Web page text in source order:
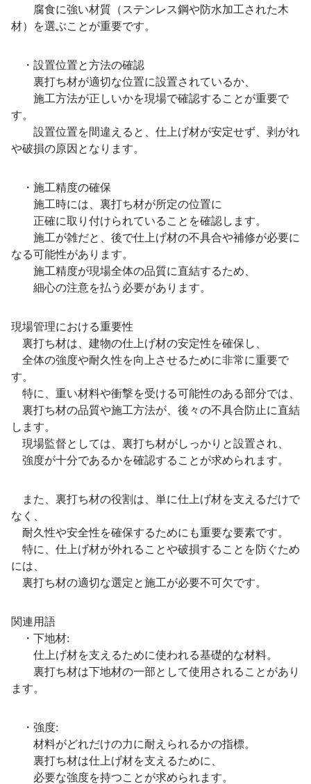
腐食に強い材質（ステンレス鋼や防水加工された木
材）を選ぶことが重要です。
・設置位置と方法の確認
裏打ち材が適切な位置に設置されているか、
施工方法が正しいかを現場で確認することが重要で
す。
設置位置を間違えると、仕上げ材が安定せず、剥がれ
や破損の原因となります。
・施工精度の確保
施工時には、裏打ち材が所定の位置に
正確に取り付けられていることを確認します。
施工が雑だと、後で仕上げ材の不具合や補修が必要に
なる可能性があります。
施工精度が現場全体の品質に直結するため、
細心の注意を払う必要があります。
現場管理における重要性
裏打ち材は、建物の仕上げ材の安定性を確保し、
全体の強度や耐久性を向上させるために非常に重要で
す。
特に、重い材料や衝撃を受ける可能性のある部分では、
裏打ち材の品質や施工方法が、後々の不具合防止に直結
します。
現場監督としては、裏打ち材がしっかりと設置され、
強度が十分であるかを確認することが求められます。
また、裏打ち材の役割は、単に仕上げ材を支えるだけで
なく、
耐久性や安全性を確保するためにも重要な要素です。
特に、仕上げ材が外れることや破損することを防ぐため
には、
裏打ち材の適切な選定と施工が必要不可欠です。
関連用語
・下地材:
仕上げ材を支えるために使われる基礎的な材料。
裏打ち材は下地材の一部として使用されることがあり
ます。
・強度:
材料がどれだけの力に耐えられるかの指標。
裏打ち材は仕上げ材を支えるために、
必要な強度を持つことが求められます。